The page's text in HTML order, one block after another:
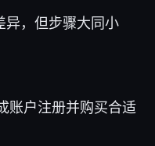
异，但步骤大同小
账户注册并购买合适